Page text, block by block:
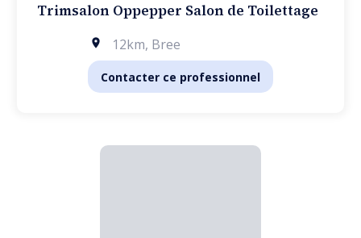
Trimsalon Oppepper Salon de Toilettage
12km, Bree
Contacter ce professionnel